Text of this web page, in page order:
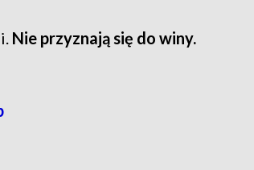
Nie przyznają się do winy.